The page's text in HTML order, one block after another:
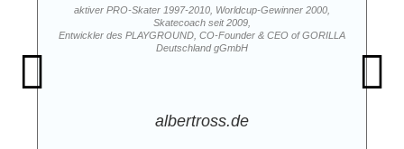
aktiver PRO-Skater 1997-2010, Worldcup-Gewinner 2000,
Skatecoach seit 2009,
Entwickler des PLAYGROUND, CO-Founder & CEO of GORILLA
Deutschland gGmbH
albertross.de